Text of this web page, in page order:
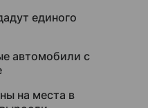
единого
автомобили с
на места в